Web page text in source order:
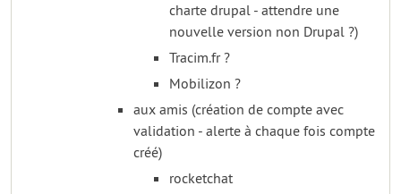
charte drupal - attendre une
nouvelle version non Drupal ?)
Tracim.fr ?
Mobilizon ?
aux amis (création de compte avec
validation - alerte à chaque fois compte
créé)
rocketchat